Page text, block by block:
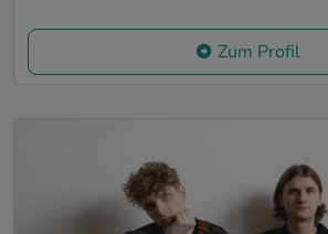
Zum Profil